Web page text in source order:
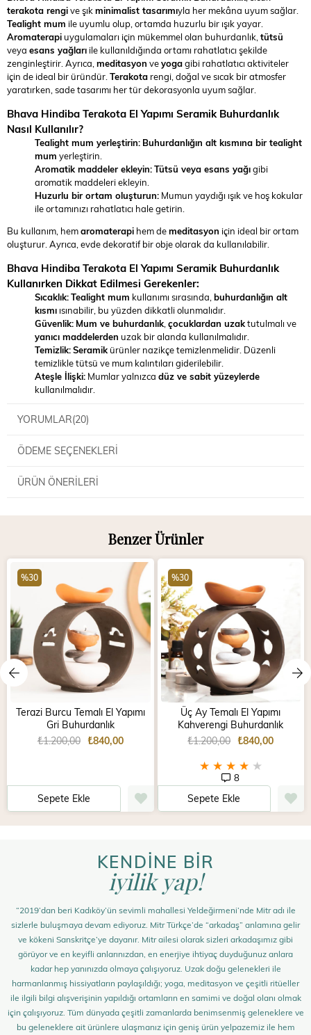
terakota rengive şıkminimalist tasarımıyla her mekâna uyum sağlar.
Tealight mum ile uyumlu olup, ortamda huzurlu bir ışık yayar.
Aromaterapi uygulamaları için mükemmel olan buhurdanlık,tütsü
veya esans yağları ile kullanıldığında ortamı rahatlatıcı şekilde
zenginleştirir. Ayrıca,meditasyon veyogagibi rahatlatıcı aktiviteler
için de ideal bir üründür.Terakota rengi, doğal ve sıcak bir atmosfer
yaratırken, sade tasarımı her tür dekorasyonla uyum sağlar.
Bhava Hindiba Terakota El Yapımı Seramik Buhurdanlık
Nasıl Kullanılır?
Tealight mum yerleştirin: Buhurdanlığın alt kısmına bir tealight
mum yerleştirin.
Aromatik maddeler ekleyin:Tütsü veya esans yağıgibi
aromatik maddeleri ekleyin.
Huzurlu bir ortam oluşturun: Mumun yaydığı ışık ve hoş kokular
ile ortamınızı rahatlatıcı hale getirin.
Bu kullanım, hemaromaterapi hem demeditasyon için ideal bir ortam
oluşturur. Ayrıca, evde dekoratif bir obje olarak da kullanılabilir.
Bhava Hindiba Terakota El Yapımı Seramik Buhurdanlık
Kullanırken Dikkat Edilmesi Gerekenler:
Sıcaklık:Tealight mum kullanımı sırasında,buhurdanlığın alt
kısmı ısınabilir, bu yüzden dikkatli olunmalıdır.
Güvenlik: Mum ve buhurdanlık,çocuklardan uzaktutulmalı ve
yanıcı maddelerden uzak bir alanda kullanılmalıdır.
Temizlik:Seramik ürünler nazikçe temizlenmelidir. Düzenli
temizlikle tütsü ve mum kalıntıları giderilebilir.
Ateşle İlişki: Mumlar yalnızca düz ve sabit yüzeylerde
kullanılmalıdır.
YORUMLAR(20)
ÖDEME SEÇENEKLERI
ÜRÜN ÖNERILERI
Benzer Ürünler
Terazi Burcu Temalı El Yapımı
Gri Buhurdanlık
₺840,00
₺1.200,00
Sepete Ekle
%30
Üç Ay Temalı El Yapımı
Kahverengi Buhurdanlık
★ ★ ★ ★ ★
8
₺840,00
₺1.200,00
Sepete Ekle
%30
KENDİNE BİR
iyilik yap!
“2019’dan beri Kadıköy’ün sevimli mahallesi Yeldeğirmeni’nde Mitr adı ile
sizlerle buluşmaya devam ediyoruz. Mitr Türkçe’de “arkadaş” anlamına gelir
ve kökeni Sanskritçe’ye dayanır. Mitr ailesi olarak sizleri arkadaşımız gibi
görüyor ve en keyifli anlarınızdan, en enerjiye ihtiyaç duyduğunuz anlara
kadar hep yanınızda olmaya çalışıyoruz. Uzak doğu gelenekleri ile
harmanlanmış hissiyatların paylaşıldığı; yoga, meditasyon ve çeşitli ritüeller
ile ilgili bilgi alışverişinin yapıldığı ortamların en samimi ve doğal olanı olmak
için çalışıyoruz. Tüm dünyada çeşitli zamanlarda benimsenmiş geleneklere ve
bu geleneklere ait ürünlere ulaşmanız için geniş ürün yelpazemiz ile hem